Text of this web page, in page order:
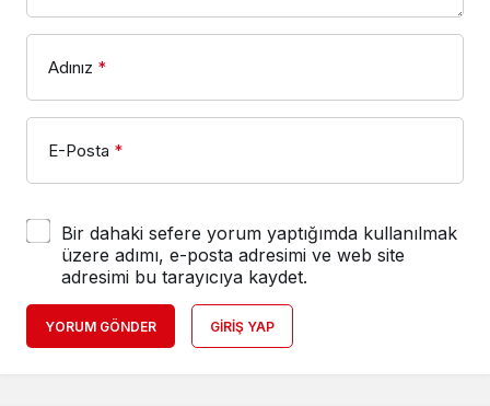
Adınız *
E-Posta *
Bir dahaki sefere yorum yaptığımda kullanılmak
üzere adımı, e-posta adresimi ve web site
adresimi bu tarayıcıya kaydet.
YORUM GÖNDER GIRIŞ YAP